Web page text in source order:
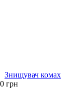
Знищувач комах
грн